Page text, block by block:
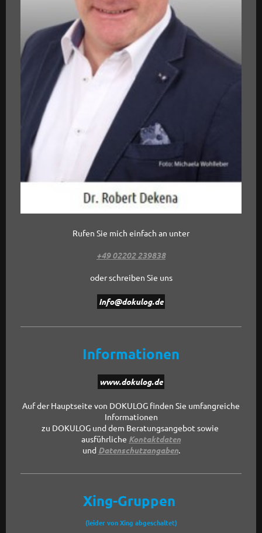
Rufen Sie mich einfach an unter
+49 02202 239838
oder schreiben Sie uns
Info@dokulog.de
Informationen
www.dokulog.de
Auf der Hauptseite von DOKULOG finden Sie umfangreiche
Informationen
zu DOKULOG und dem Beratungsangebot sowie
ausführliche Kontaktdaten
und Datenschutzangaben.
Xing-Gruppen
(leider von Xing abgeschaltet)